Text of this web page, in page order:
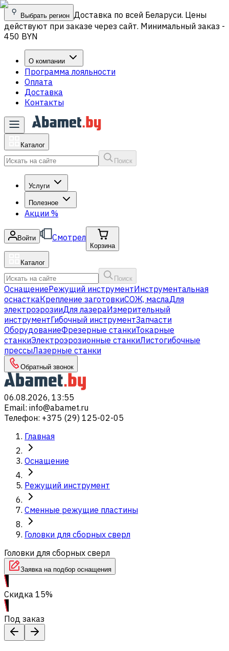
Выбрать регион Доставка по всей Беларуси. Цены
действуют при заказе через сайт. Минимальный заказ -
450 BYN
О компании
Программа лояльности
Оплата
Доставка
Контакты
Каталог
Поиск
Услуги
Полезное
Акции %
Войти Смотрел
Корзина
Каталог
Поиск
ОснащениеРежущий инструментИнструментальная
оснасткаКрепление заготовкиСОЖ, маслаДля
электроэрозииДля лазераИзмерительный
инструментГибочный инструментЗапчасти
ОборудованиеФрезерные станкиТокарные
станкиЭлектроэрозионные станкиЛистогибочные
прессыЛазерные станки
Обратный звонок
06.08.2026, 13:55
Email: info@abamet.ru
Телефон: +375 (29) 125-02-05
Главная
Оснащение
Режущий инструмент
Сменные режущие пластины
Головки для сборных сверл
Головки для сборных сверл
Заявка на подбор оснащения
Скидка 15%
Под заказ